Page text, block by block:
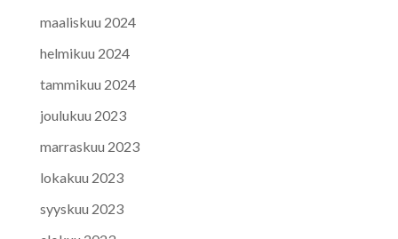
maaliskuu 2024
helmikuu 2024
tammikuu 2024
joulukuu 2023
marraskuu 2023
lokakuu 2023
syyskuu 2023